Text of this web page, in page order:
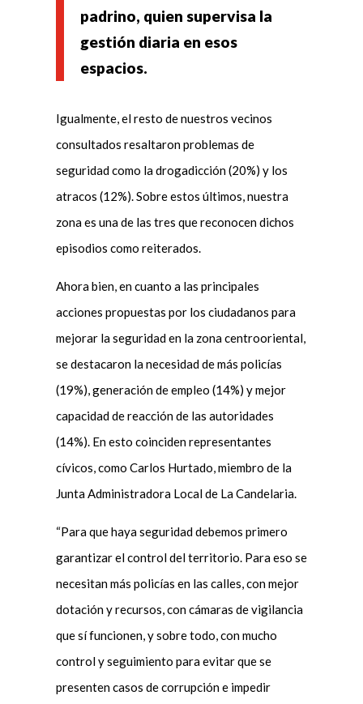
padrino, quien supervisa la
gestión diaria en esos
espacios.
Igualmente, el resto de nuestros vecinos
consultados resaltaron problemas de
seguridad como la drogadicción (20%) y los
atracos (12%). Sobre estos últimos, nuestra
zona es una de las tres que reconocen dichos
episodios como reiterados.
Ahora bien, en cuanto a las principales
acciones propuestas por los ciudadanos para
mejorar la seguridad en la zona centrooriental,
se destacaron la necesidad de más policías
(19%), generación de empleo (14%) y mejor
capacidad de reacción de las autoridades
(14%). En esto coinciden representantes
cívicos, como Carlos Hurtado, miembro de la
Junta Administradora Local de La Candelaria.
“Para que haya seguridad debemos primero
garantizar el control del territorio. Para eso se
necesitan más policías en las calles, con mejor
dotación y recursos, con cámaras de vigilancia
que sí funcionen, y sobre todo, con mucho
control y seguimiento para evitar que se
presenten casos de corrupción e impedir